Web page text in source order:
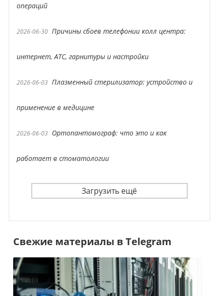
операций
2026-06-30 Причины сбоев телефонии колл центра:
интернет, АТС, гарнитуры и настройки
2026-06-03 Плазменный стерилизатор: устройство и
применение в медицине
2026-06-03 Ортопантомограф: что это и как
работает в стоматологии
Загрузить ещё
Свежие материалы в Telegram